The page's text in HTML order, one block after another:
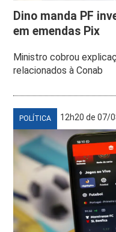
Dino manda PF
em emendas Pix
Ministro cobrou
relacionados à Conab
POLÍTICA 12h20 de 07/